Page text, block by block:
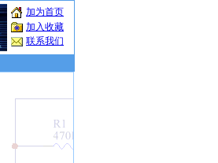
加为首页
加入收藏
联系我们